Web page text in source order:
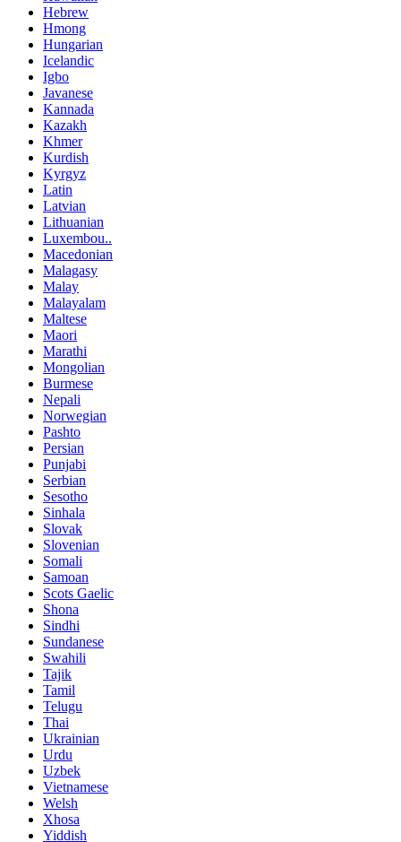
Hebrew
Hmong
Hungarian
Icelandic
Igbo
Javanese
Kannada
Kazakh
Khmer
Kurdish
Kyrgyz
Latin
Latvian
Lithuanian
Luxembou..
Macedonian
Malagasy
Malay
Malayalam
Maltese
Maori
Marathi
Mongolian
Burmese
Nepali
Norwegian
Pashto
Persian
Punjabi
Serbian
Sesotho
Sinhala
Slovak
Slovenian
Somali
Samoan
Scots Gaelic
Shona
Sindhi
Sundanese
Swahili
Tajik
Tamil
Telugu
Thai
Ukrainian
Urdu
Uzbek
Vietnamese
Welsh
Xhosa
Yiddish